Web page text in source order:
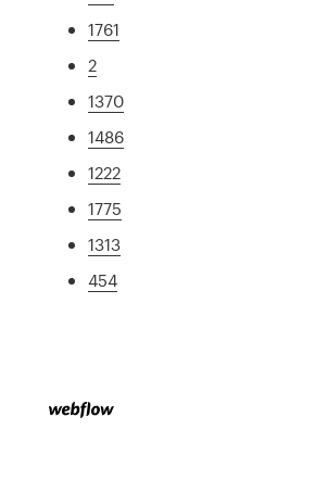
1761
2
1370
1486
1222
1775
1313
454